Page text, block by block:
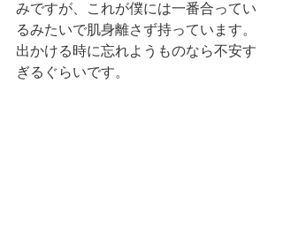
みですが、これが僕には一番合ってい
るみたいで肌身離さず持っています。
出かける時に忘れようものなら不安す
ぎるぐらいです。